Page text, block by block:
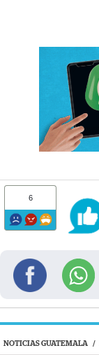
6
NOTICIAS GUATEMALA /